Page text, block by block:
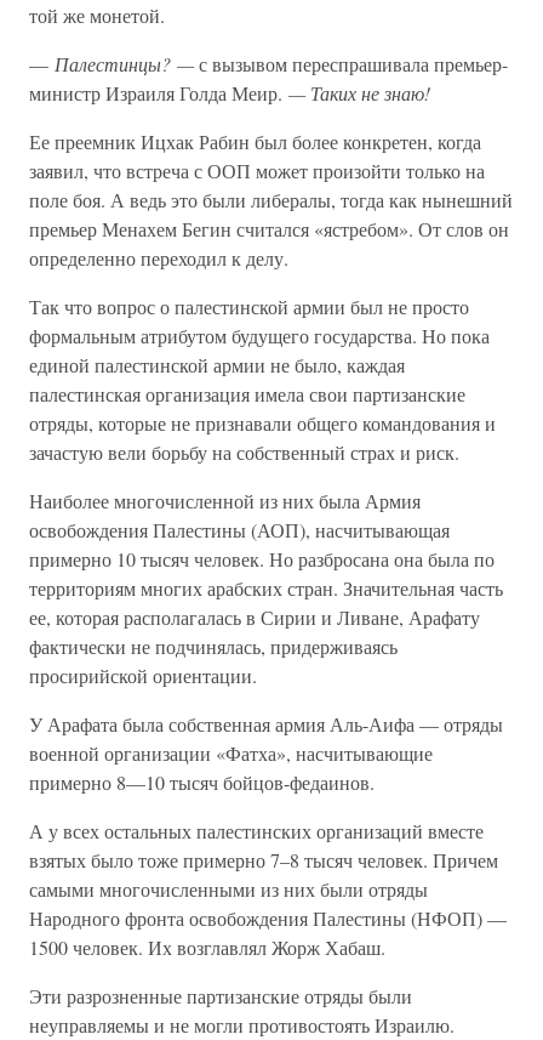
той же монетой.
— Палестинцы? —с вызывом переспрашивала премьер-
министр Израиля Голда Меир. — Таких не знаю!
Ее преемник Ицхак Рабин был более конкретен, когда
заявил, что встреча с ООП может произойти только на
поле боя. А ведь это были либералы, тогда как нынешний
премьер Менахем Бегин считался «ястребом». От слов он
определенно переходил к делу.
Так что вопрос о палестинской армии был не просто
формальным атрибутом будущего государства. Но пока
единой палестинской армии не было, каждая
палестинская организация имела свои партизанские
отряды, которые не признавали общего командования и
зачастую вели борьбу на собственный страх и риск.
Наиболее многочисленной из них была Армия
освобождения Палестины (АОП), насчитывающая
примерно 10 тысяч человек. Но разбросана она была по
территориям многих арабских стран. Значительная часть
ее, которая располагалась в Сирии и Ливане, Арафату
фактически не подчинялась, придерживаясь
просирийской ориентации.
У Арафата была собственная армия Аль-Аифа — отряды
военной организации «Фатха», насчитывающие
примерно 8—10 тысяч бойцов-федаинов.
А у всех остальных палестинских организаций вместе
взятых было тоже примерно 7–8 тысяч человек. Причем
самыми многочисленными из них были отряды
Народного фронта освобождения Палестины (НФОП) —
1500 человек. Их возглавлял Жорж Хабаш.
Эти разрозненные партизанские отряды были
неуправляемы и не могли противостоять Израилю.